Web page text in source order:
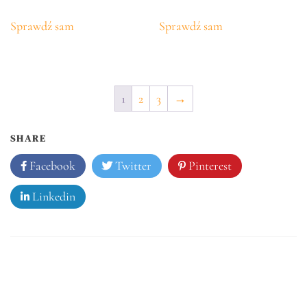
Sprawdź sam Sprawdź sam
1 2 3 →
SHARE
Facebook Twitter Pinterest
Linkedin